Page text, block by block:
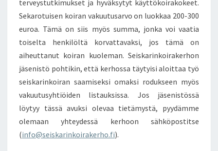
terveystutkimukset ja hyväksytyt käyttökoirakokeet.
Sekarotuisen koiran vakuutusarvo on luokkaa 200-300
euroa. Tämä on siis myös summa, jonka voi vaatia
toiselta henkilöltä korvattavaksi, jos tämä on
aiheuttanut koiran kuoleman. Seiskarinkoirakerhon
jäsenistö pohtikin, että kerhossa täytyisi aloittaa työ
seiskarinkoiran saamiseksi omaksi rodukseen myös
vakuutusyhtiöiden listauksissa. Jos jäsenistössä
löytyy tässä avuksi olevaa tietämystä, pyydämme
olemaan yhteydessä kerhoon sähköpostitse
(info@seiskarinkoirakerho.fi).